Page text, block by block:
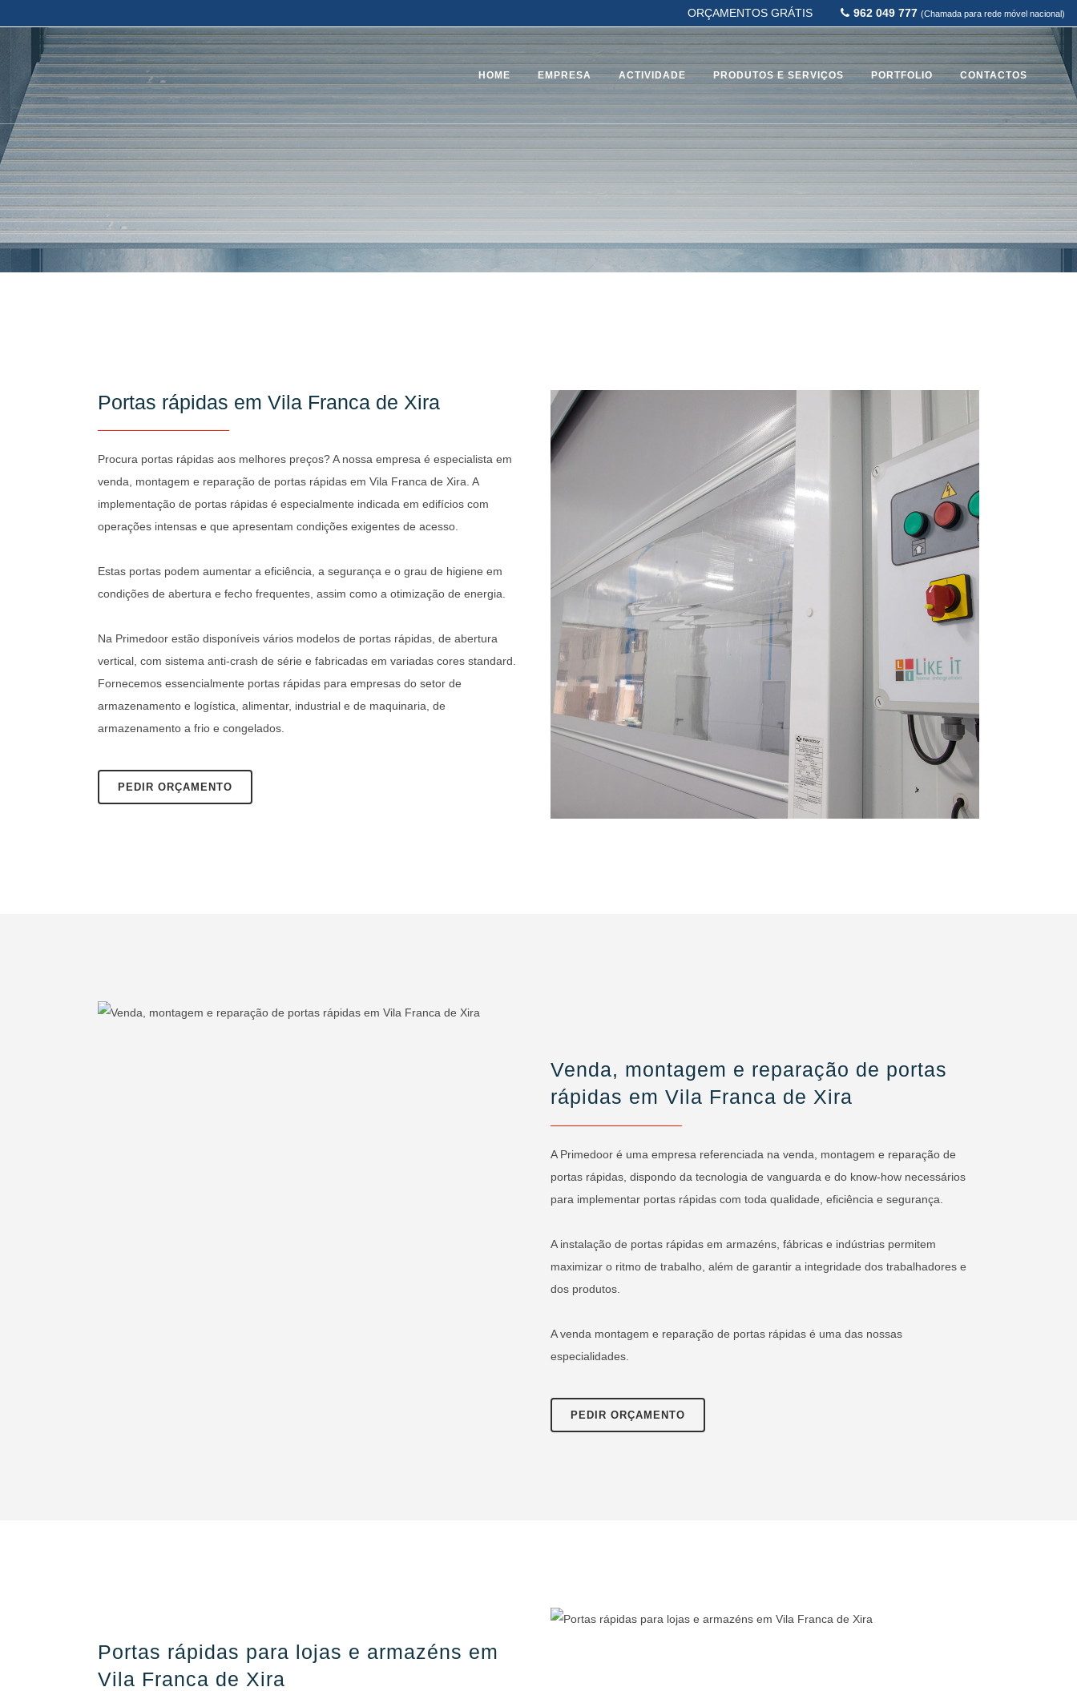
ORÇAMENTOS GRÁTIS 962 049 777 (Chamada para rede móvel nacional)
HOME EMPRESA ACTIVIDADE PRODUTOS E SERVIÇOS PORTFOLIO CONTACTOS
Portas rápidas em Vila Franca de Xira
Procura portas rápidas aos melhores preços? A nossa empresa é especialista em
venda, montagem e reparação de portas rápidas em Vila Franca de Xira. A
implementação de portas rápidas é especialmente indicada em edifícios com
operações intensas e que apresentam condições exigentes de acesso.
Estas portas podem aumentar a eficiência, a segurança e o grau de higiene em
condições de abertura e fecho frequentes, assim como a otimização de energia.
Na Primedoor estão disponíveis vários modelos de portas rápidas, de abertura
vertical, com sistema anti-crash de série e fabricadas em variadas cores standard.
Fornecemos essencialmente portas rápidas para empresas do setor de
armazenamento e logística, alimentar, industrial e de maquinaria, de
armazenamento a frio e congelados.
PEDIR ORÇAMENTO
Venda, montagem e reparação de portas
rápidas em Vila Franca de Xira
A Primedoor é uma empresa referenciada na venda, montagem e reparação de
portas rápidas, dispondo da tecnologia de vanguarda e do know-how necessários
para implementar portas rápidas com toda qualidade, eficiência e segurança.
A instalação de portas rápidas em armazéns, fábricas e indústrias permitem
maximizar o ritmo de trabalho, além de garantir a integridade dos trabalhadores e
dos produtos.
A venda montagem e reparação de portas rápidas é uma das nossas
especialidades.
PEDIR ORÇAMENTO
Portas rápidas para lojas e armazéns em
Vila Franca de Xira